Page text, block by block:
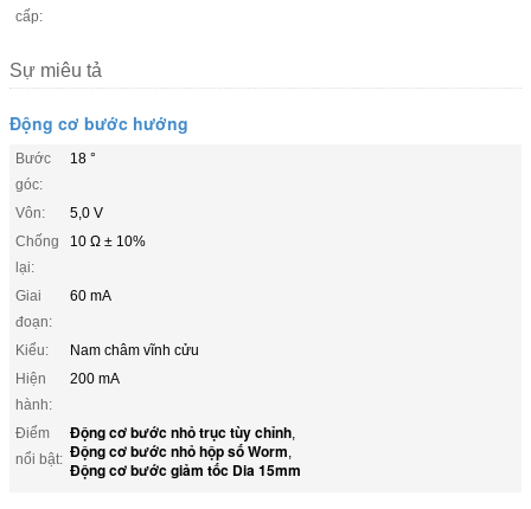
cấp:
Sự miêu tả
Động cơ bước hướng
Bước
góc:
18 °
Vôn:
5,0 V
Chống
lại:
10 Ω ± 10%
Giai
đoạn:
60 mA
Kiểu:
Nam châm vĩnh cửu
Hiện
hành:
200 mA
Điểm
nổi bật:
Động cơ bước nhỏ trục tùy chỉnh,
Động cơ bước nhỏ hộp số Worm,
Động cơ bước giảm tốc Dia 15mm